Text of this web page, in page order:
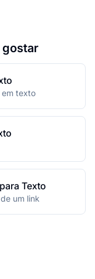
gostar
em texto
Texto
um link